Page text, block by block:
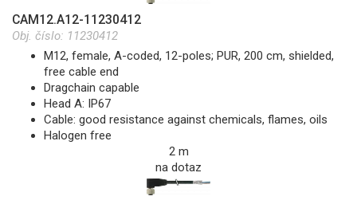
CAM12.A12-11230412
Obj. číslo: 11230412
M12, female, A-coded, 12-poles; PUR, 200 cm, shielded,
free cable end
Dragchain capable
Head A: IP67
Cable: good resistance against chemicals, flames, oils
Halogen free
2 m
na dotaz